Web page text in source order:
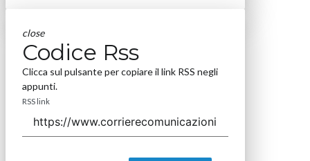
close
Codice Rss
Clicca sul pulsante per copiare il link RSS negli
appunti.
RSS link